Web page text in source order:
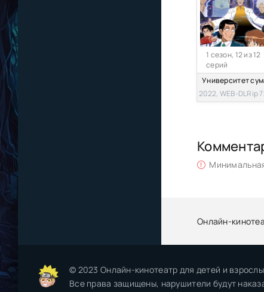
1 сезон, 12 из 12
серий
2022, WEB-DLRip
Онлайн-
© 2023 Онлайн-кинотеатр для детей и
Все права защищены, нарушители будут